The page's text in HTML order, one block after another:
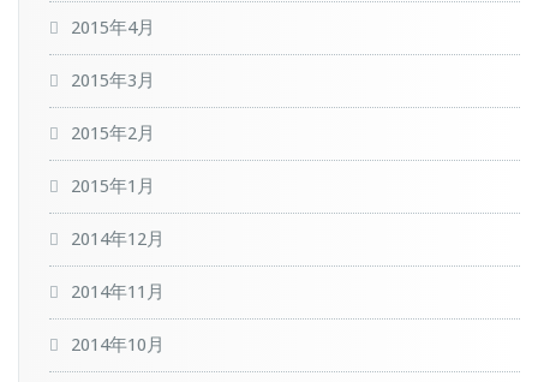
2015年4月
2015年3月
2015年2月
2015年1月
2014年12月
2014年11月
2014年10月